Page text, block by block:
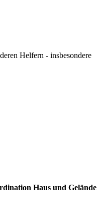
Helfern - insbesondere
Haus und Gelände